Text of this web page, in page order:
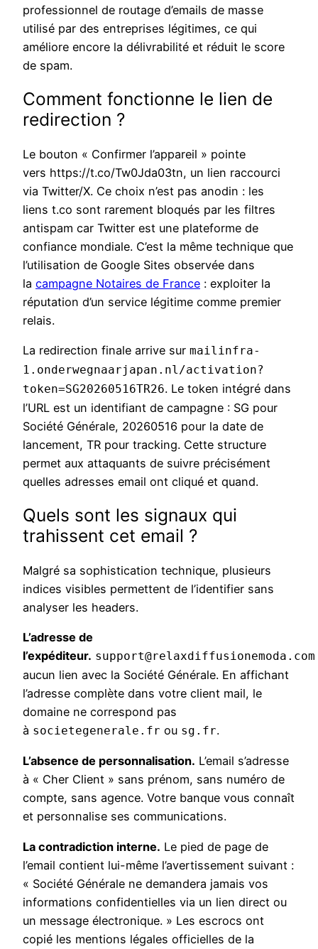
professionnel de routage d’emails de masse
utilisé par des entreprises légitimes, ce qui
améliore encore la délivrabilité et réduit le score
de spam.
Comment fonctionne le lien de
redirection ?
Le bouton « Confirmer l’appareil » pointe
vers https://t.co/Tw0Jda03tn, un lien raccourci
via Twitter/X. Ce choix n’est pas anodin : les
liens t.co sont rarement bloqués par les filtres
antispam car Twitter est une plateforme de
confiance mondiale. C’est la même technique que
l’utilisation de Google Sites observée dans
la campagne Notaires de France : exploiter la
réputation d’un service légitime comme premier
relais.
La redirection finale arrive sur mailinfra-
1.onderwegnaarjapan.nl/activation?
token=SG20260516TR26. Le token intégré dans
l’URL est un identifiant de campagne : SG pour
Société Générale, 20260516 pour la date de
lancement, TR pour tracking. Cette structure
permet aux attaquants de suivre précisément
quelles adresses email ont cliqué et quand.
Quels sont les signaux qui
trahissent cet email ?
Malgré sa sophistication technique, plusieurs
indices visibles permettent de l’identifier sans
analyser les headers.
L’adresse de
l’expéditeur. support@relaxdiffusionemoda.com
aucun lien avec la Société Générale. En affichant
l’adresse complète dans votre client mail, le
domaine ne correspond pas
à societegenerale.fr ou sg.fr.
L’absence de personnalisation. L’email s’adresse
à « Cher Client » sans prénom, sans numéro de
compte, sans agence. Votre banque vous connaît
et personnalise ses communications.
La contradiction interne. Le pied de page de
l’email contient lui-même l’avertissement suivant :
« Société Générale ne demandera jamais vos
informations confidentielles via un lien direct ou
un message électronique. » Les escrocs ont
copié les mentions légales officielles de la